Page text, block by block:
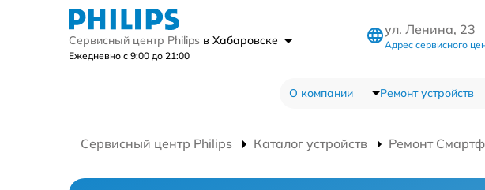
Сервисный центр Philips в Хабаровске
Ежедневно с 9:00 до 21:00
ул. Ленина, 23
Адрес сервисного
О компании Ремонт устройств
Сервисный центр Philips Каталог устройств Ремонт